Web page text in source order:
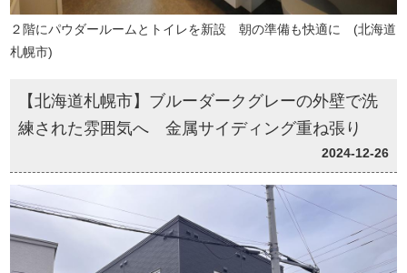
２階にパウダールームとトイレを新設 朝の準備も快適に (北海道
札幌市)
【北海道札幌市】ブルーダークグレーの外壁で洗
練された雰囲気へ 金属サイディング重ね張り
2024-12-26